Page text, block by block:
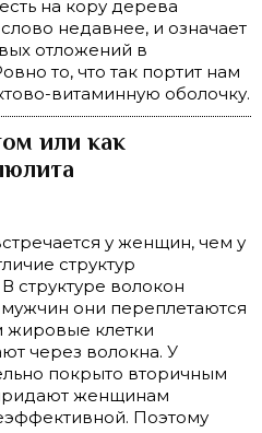
на кору дерева
недавнее, и означает
отложений в
то, что так портит нам
витаминную оболочку.
или как
у женщин, чем у
структур
структуре волокон
они переплетаются
жировые клетки
через волокна. У
покрыто вторичным
женщинам
Поэтому